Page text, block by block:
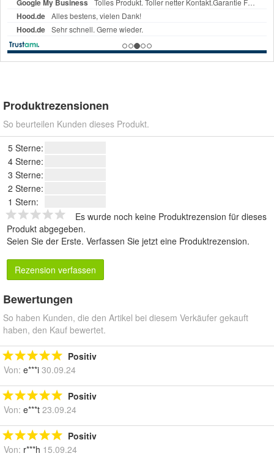
Produktrezensionen
So beurteilen Kunden dieses Produkt.
5 Sterne:
4 Sterne:
3 Sterne:
2 Sterne:
1 Stern:
Es wurde noch keine Produktrezension für dieses
Produkt abgegeben.
Seien Sie der Erste. Verfassen Sie jetzt eine Produktrezension.
Rezension verfassen
Bewertungen
So haben Kunden, die den Artikel bei diesem Verkäufer gekauft
haben, den Kauf bewertet.
Positiv
Von: e***i 30.09.24
Positiv
Von: e***t 23.09.24
Positiv
Von: r***h 15.09.24